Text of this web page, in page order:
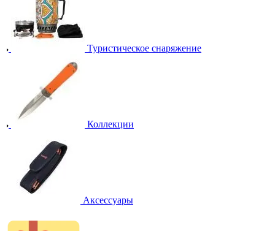
Туристическое снаряжение
Коллекции
Аксессуары